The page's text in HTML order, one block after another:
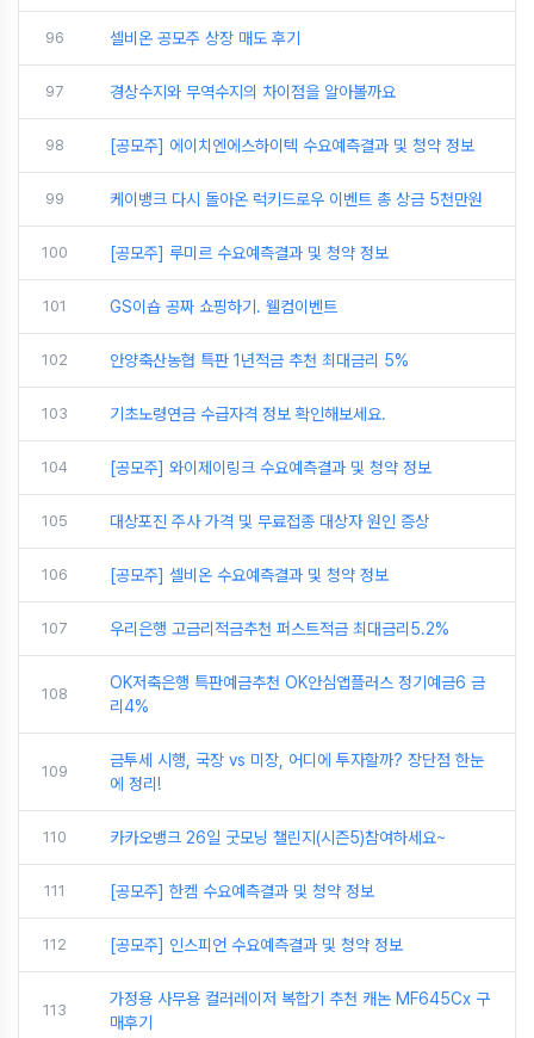
96 셀비온 공모주 상장 매도 후기
97 경상수지와 무역수지의 차이점을 알아볼까요
98 [공모주] 에이치엔에스하이텍 수요예측결과 및 청약 정보
99 케이뱅크 다시 돌아온 럭키드로우 이벤트 총 상금 5천만원
100 [공모주] 루미르 수요예측결과 및 청약 정보
101 GS이숍 공짜 쇼핑하기. 웰컴이벤트
102 안양축산농협 특판 1년적금 추천 최대금리 5%
103 기초노령연금 수급자격 정보 확인해보세요.
104 [공모주] 와이제이링크 수요예측결과 및 청약 정보
105 대상포진 주사 가격 및 무료접종 대상자 원인 증상
106 [공모주] 셀비온 수요예측결과 및 청약 정보
107 우리은행 고금리적금추천 퍼스트적금 최대금리5.2%
108
OK저축은행 특판예금추천 OK안심앱플러스 정기예금6 금
리4%
109
금투세 시행, 국장 vs 미장, 어디에 투자할까? 장단점 한눈
에 정리!
110 카카오뱅크 26일 굿모닝 챌린지(시즌5)참여하세요~
111 [공모주] 한켐 수요예측결과 및 청약 정보
112 [공모주] 인스피언 수요예측결과 및 청약 정보
113
가정용 사무용 컬러레이저 복합기 추천 캐논 MF645Cx 구
매후기